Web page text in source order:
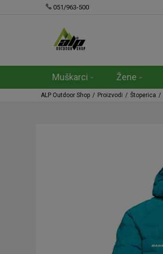
051/963-500
Muškarci Žene
ALP Outdoor Shop Proizvodi Štoperica